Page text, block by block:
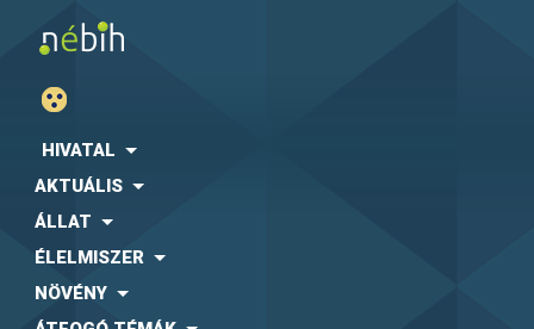
HIVATAL
AKTUÁLIS
ÁLLAT
ÉLELMISZER
NÖVÉNY